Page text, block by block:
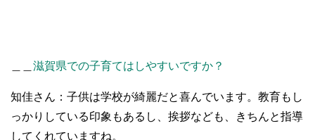
滋賀県での子育てはしやすいですか？
知佳さん：子供は学校が綺麗だと喜んでいます。教育もし
っかりしている印象もあるし、挨拶なども、きちんと指導
してくれていますね。